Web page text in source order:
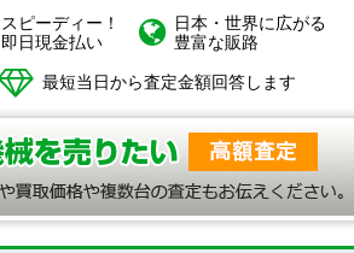
スピーディー！
即日現金払い
日本・世界に広がる
豊富な販路
最短当日から査定金額回答します